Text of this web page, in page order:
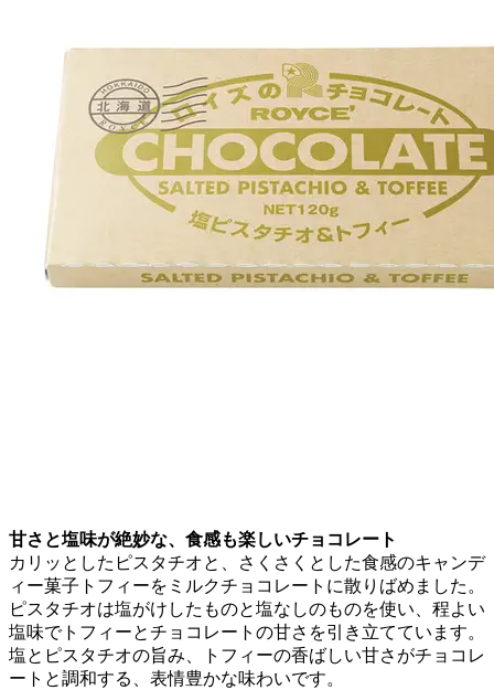
甘さと塩味が絶妙な、食感も楽しいチョコレート
カリッとしたピスタチオと、さくさくとした食感のキャンデ
ィー菓子トフィーをミルクチョコレートに散りばめました。
ピスタチオは塩がけしたものと塩なしのものを使い、程よい
塩味でトフィーとチョコレートの甘さを引き立てています。
塩とピスタチオの旨み、トフィーの香ばしい甘さがチョコレ
ートと調和する、表情豊かな味わいです。